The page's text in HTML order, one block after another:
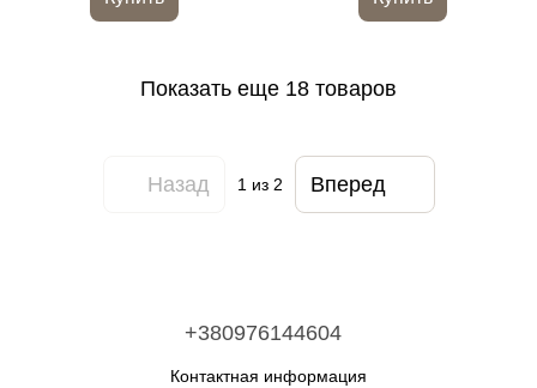
Показать еще 18 товаров
Назад 1 из 2 Вперед
+380976144604
Контактная информация